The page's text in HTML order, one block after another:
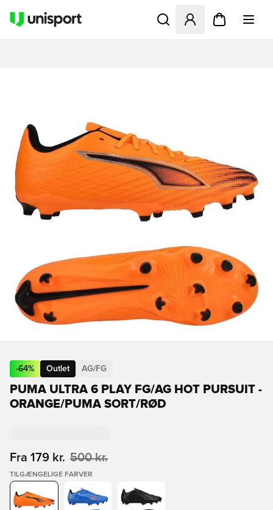
Åbner en Modal til at
-64% Outlet AG/FG
PUMA ULTRA 6 PLAY FG/AG HOT PURSUIT -
ORANGE/PUMA SORT/RØD
Fra 179 kr. 500 kr.
TILGÆNGELIGE FARVER